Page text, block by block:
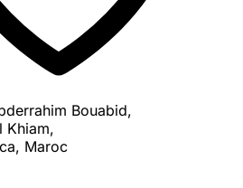
Bouabid,
Khiam,
Maroc